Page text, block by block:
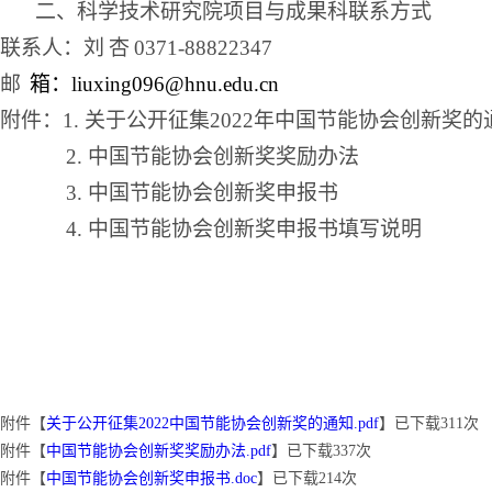
二、科学技术研究院项目与成果科联系方式
联系人：刘 杏 0371-88822347
邮 箱： liuxing096@hnu.edu.cn
附件： 1. 关于公开征集2022年中国节能协会创新奖的
2. 中国节能协会创新奖奖励办法
3. 中国节能协会创新奖申报书
4. 中国节能协会创新奖申报书填写说明
附件【关于公开征集2022中国节能协会创新奖的通知.pdf】已下载311次
附件【中国节能协会创新奖奖励办法.pdf】已下载337次
附件【中国节能协会创新奖申报书.doc】已下载214次